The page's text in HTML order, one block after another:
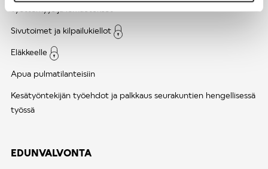
Sivutoimet ja kilpailukiellot
Eläkkeelle
Apua pulmatilanteisiin
Kesätyöntekijän työehdot ja palkkaus seurakuntien hengellisessä
työssä
EDUNVALVONTA